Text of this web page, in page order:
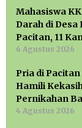
Mahasiswa
Darah di
Pacitan, 11
6 Agustus 2026
Pria di
Hamili
Pernikahan
4 Agustus 2026